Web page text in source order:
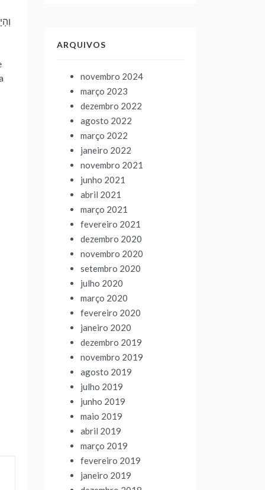
ARQUIVOS
novembro 2024
março 2023
dezembro 2022
agosto 2022
março 2022
janeiro 2022
novembro 2021
junho 2021
abril 2021
março 2021
fevereiro 2021
dezembro 2020
novembro 2020
setembro 2020
julho 2020
março 2020
fevereiro 2020
janeiro 2020
dezembro 2019
novembro 2019
agosto 2019
julho 2019
junho 2019
maio 2019
abril 2019
março 2019
fevereiro 2019
janeiro 2019